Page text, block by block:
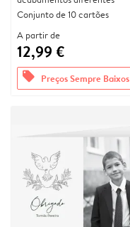
Conjunto de 10 cartões
A partir de
12,99 €
offers Preços Sempre Baixos